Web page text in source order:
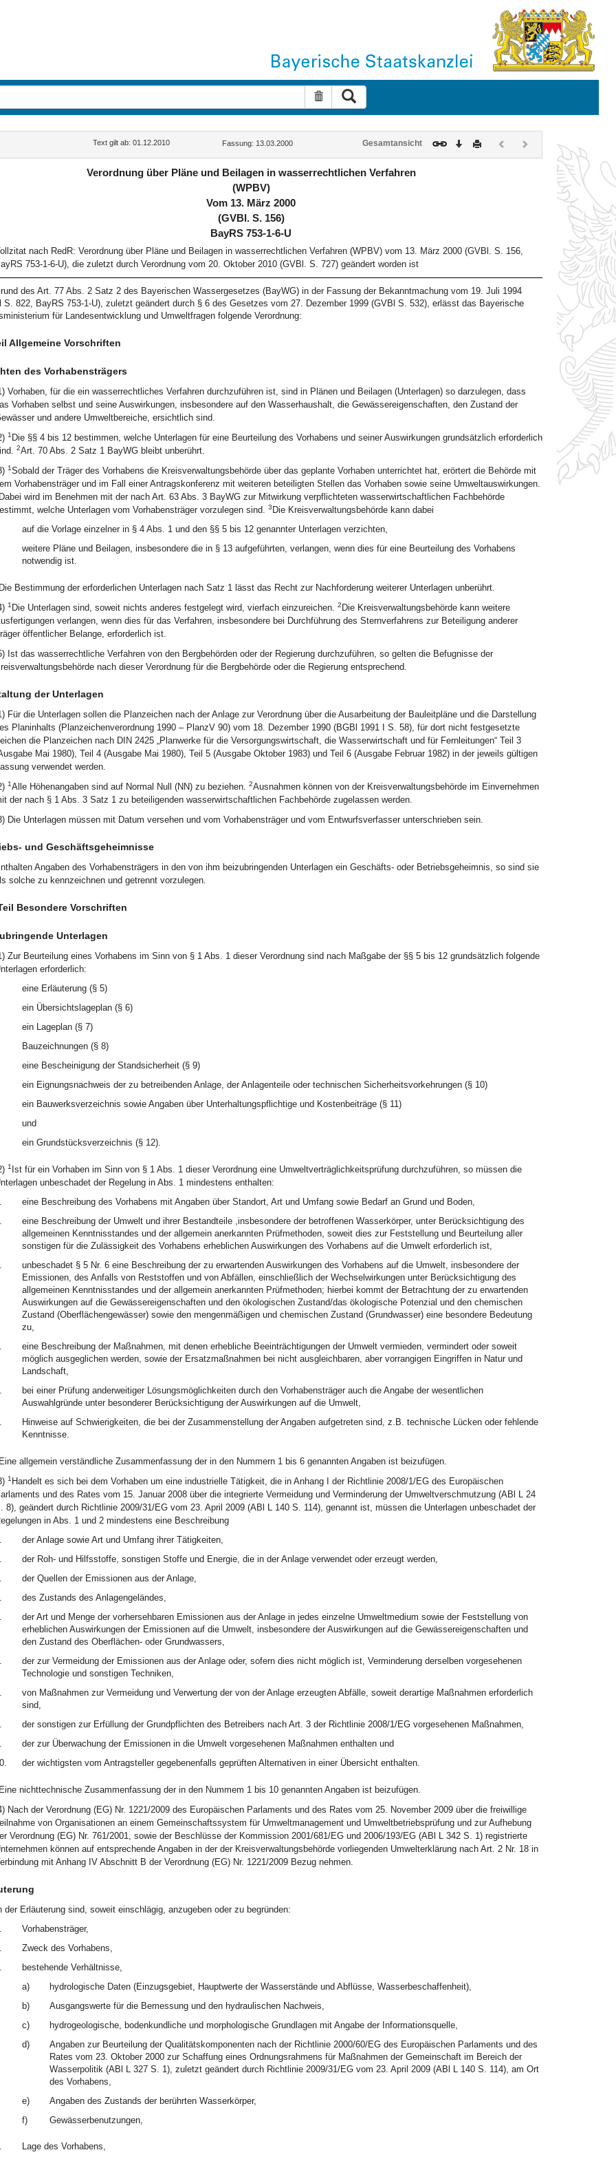
Suche zurücksetzen
Text gilt ab: 01.12.2010 Fassung: 13.03.2000 Gesamtansicht Download
DruckenVorherigesNächstes
Dokument
(inaktiv)
Verordnung über Pläne und Beilagen in wasserrechtlichen Verfahren
(WPBV)
Vom 13. März 2000
(GVBl. S. 156)
BayRS 753-1-6-U
nach RedR: Verordnung über Pläne und Beilagen in wasserrechtlichen Verfahren (WPBV) vom 13. März 2000 (GVBl. S. 156,
753-1-6-U), die zuletzt durch Verordnung vom 20. Oktober 2010 (GVBl. S. 727) geändert worden ist
des Art. 77 Abs. 2 Satz 2 des Bayerischen Wassergesetzes (BayWG) in der Fassung der Bekanntmachung vom 19. Juli 1994
S. 822, BayRS 753-1-U), zuletzt geändert durch § 6 des Gesetzes vom 27. Dezember 1999 (GVBl S. 532), erlässt das Bayerische
für Landesentwicklung und Umweltfragen folgende Verordnung:
Allgemeine Vorschriften
des Vorhabensträgers
Vorhaben, für die ein wasserrechtliches Verfahren durchzuführen ist, sind in Plänen und Beilagen (Unterlagen) so darzulegen, dass
Vorhaben selbst und seine Auswirkungen, insbesondere auf den Wasserhaushalt, die Gewässereigenschaften, den Zustand der
und andere Umweltbereiche, ersichtlich sind.
1 Die §§ 4 bis 12 bestimmen, welche Unterlagen für eine Beurteilung des Vorhabens und seiner Auswirkungen grundsätzlich erforderlich
2Art. 70 Abs. 2 Satz 1 BayWG bleibt unberührt.
1Sobald der Träger des Vorhabens die Kreisverwaltungsbehörde über das geplante Vorhaben unterrichtet hat, erörtert die Behörde mit
Vorhabensträger und im Fall einer Antragskonferenz mit weiteren beteiligten Stellen das Vorhaben sowie seine Umweltauswirkungen.
Dabei wird im Benehmen mit der nach Art. 63 Abs. 3 BayWG zur Mitwirkung verpflichteten wasserwirtschaftlichen Fachbehörde
welche Unterlagen vom Vorhabensträger vorzulegen sind. 3 Die Kreisverwaltungsbehörde kann dabei
auf die Vorlage einzelner in § 4 Abs. 1 und den §§ 5 bis 12 genannter Unterlagen verzichten,
weitere Pläne und Beilagen, insbesondere die in § 13 aufgeführten, verlangen, wenn dies für eine Beurteilung des Vorhabens
notwendig ist.
Bestimmung der erforderlichen Unterlagen nach Satz 1 lässt das Recht zur Nachforderung weiterer Unterlagen unberührt.
1 Die Unterlagen sind, soweit nichts anderes festgelegt wird, vierfach einzureichen. 2 Die Kreisverwaltungsbehörde kann weitere
verlangen, wenn dies für das Verfahren, insbesondere bei Durchführung des Sternverfahrens zur Beteiligung anderer
öffentlicher Belange, erforderlich ist.
Ist das wasserrechtliche Verfahren von den Bergbehörden oder der Regierung durchzuführen, so gelten die Befugnisse der
nach dieser Verordnung für die Bergbehörde oder die Regierung entsprechend.
der Unterlagen
Für die Unterlagen sollen die Planzeichen nach der Anlage zur Verordnung über die Ausarbeitung der Bauleitpläne und die Darstellung
Planinhalts (Planzeichenverordnung 1990 – PlanzV 90) vom 18. Dezember 1990 (BGBl 1991 I S. 58), für dort nicht festgesetzte
die Planzeichen nach DIN 2425 „Planwerke für die Versorgungswirtschaft, die Wasserwirtschaft und für Fernleitungen“ Teil 3
Mai 1980), Teil 4 (Ausgabe Mai 1980), Teil 5 (Ausgabe Oktober 1983) und Teil 6 (Ausgabe Februar 1982) in der jeweils gültigen
verwendet werden.
1Alle Höhenangaben sind auf Normal Null (NN) zu beziehen. 2Ausnahmen können von der Kreisverwaltungsbehörde im Einvernehmen
der nach § 1 Abs. 3 Satz 1 zu beteiligenden wasserwirtschaftlichen Fachbehörde zugelassen werden.
Die Unterlagen müssen mit Datum versehen und vom Vorhabensträger und vom Entwurfsverfasser unterschrieben sein.
und Geschäftsgeheimnisse
Angaben des Vorhabensträgers in den von ihm beizubringenden Unterlagen ein Geschäfts- oder Betriebsgeheimnis, so sind sie
solche zu kennzeichnen und getrennt vorzulegen.
Besondere Vorschriften
Unterlagen
Zur Beurteilung eines Vorhabens im Sinn von § 1 Abs. 1 dieser Verordnung sind nach Maßgabe der §§ 5 bis 12 grundsätzlich folgende
erforderlich:
eine Erläuterung (§ 5)
ein Übersichtslageplan (§ 6)
ein Lageplan (§ 7)
Bauzeichnungen (§ 8)
eine Bescheinigung der Standsicherheit (§ 9)
ein Eignungsnachweis der zu betreibenden Anlage, der Anlagenteile oder technischen Sicherheitsvorkehrungen (§ 10)
ein Bauwerksverzeichnis sowie Angaben über Unterhaltungspflichtige und Kostenbeiträge (§ 11)
und
ein Grundstücksverzeichnis (§ 12).
1 Ist für ein Vorhaben im Sinn von § 1 Abs. 1 dieser Verordnung eine Umweltverträglichkeitsprüfung durchzuführen, so müssen die
unbeschadet der Regelung in Abs. 1 mindestens enthalten:
eine Beschreibung des Vorhabens mit Angaben über Standort, Art und Umfang sowie Bedarf an Grund und Boden,
eine Beschreibung der Umwelt und ihrer Bestandteile ,insbesondere der betroffenen Wasserkörper, unter Berücksichtigung des
allgemeinen Kenntnisstandes und der allgemein anerkannten Prüfmethoden, soweit dies zur Feststellung und Beurteilung aller
sonstigen für die Zulässigkeit des Vorhabens erheblichen Auswirkungen des Vorhabens auf die Umwelt erforderlich ist,
unbeschadet § 5 Nr. 6 eine Beschreibung der zu erwartenden Auswirkungen des Vorhabens auf die Umwelt, insbesondere der
Emissionen, des Anfalls von Reststoffen und von Abfällen, einschließlich der Wechselwirkungen unter Berücksichtigung des
allgemeinen Kenntnisstandes und der allgemein anerkannten Prüfmethoden; hierbei kommt der Betrachtung der zu erwartenden
Auswirkungen auf die Gewässereigenschaften und den ökologischen Zustand/das ökologische Potenzial und den chemischen
Zustand (Oberflächengewässer) sowie den mengenmäßigen und chemischen Zustand (Grundwasser) eine besondere Bedeutung
zu,
eine Beschreibung der Maßnahmen, mit denen erhebliche Beeinträchtigungen der Umwelt vermieden, vermindert oder soweit
möglich ausgeglichen werden, sowie der Ersatzmaßnahmen bei nicht ausgleichbaren, aber vorrangigen Eingriffen in Natur und
Landschaft,
bei einer Prüfung anderweitiger Lösungsmöglichkeiten durch den Vorhabensträger auch die Angabe der wesentlichen
Auswahlgründe unter besonderer Berücksichtigung der Auswirkungen auf die Umwelt,
Hinweise auf Schwierigkeiten, die bei der Zusammenstellung der Angaben aufgetreten sind, z.B. technische Lücken oder fehlende
Kenntnisse.
Eine allgemein verständliche Zusammenfassung der in den Nummern 1 bis 6 genannten Angaben ist beizufügen.
1 Handelt es sich bei dem Vorhaben um eine industrielle Tätigkeit, die in Anhang I der Richtlinie 2008/1/EG des Europäischen
und des Rates vom 15. Januar 2008 über die integrierte Vermeidung und Verminderung der Umweltverschmutzung (ABl L 24
8), geändert durch Richtlinie 2009/31/EG vom 23. April 2009 (ABl L 140 S. 114), genannt ist, müssen die Unterlagen unbeschadet der
in Abs. 1 und 2 mindestens eine Beschreibung
der Anlage sowie Art und Umfang ihrer Tätigkeiten,
der Roh- und Hilfsstoffe, sonstigen Stoffe und Energie, die in der Anlage verwendet oder erzeugt werden,
der Quellen der Emissionen aus der Anlage,
des Zustands des Anlagengeländes,
der Art und Menge der vorhersehbaren Emissionen aus der Anlage in jedes einzelne Umweltmedium sowie der Feststellung von
erheblichen Auswirkungen der Emissionen auf die Umwelt, insbesondere der Auswirkungen auf die Gewässereigenschaften und
den Zustand des Oberflächen- oder Grundwassers,
der zur Vermeidung der Emissionen aus der Anlage oder, sofern dies nicht möglich ist, Verminderung derselben vorgesehenen
Technologie und sonstigen Techniken,
von Maßnahmen zur Vermeidung und Verwertung der von der Anlage erzeugten Abfälle, soweit derartige Maßnahmen erforderlich
sind,
der sonstigen zur Erfüllung der Grundpflichten des Betreibers nach Art. 3 der Richtlinie 2008/1/EG vorgesehenen Maßnahmen,
der zur Überwachung der Emissionen in die Umwelt vorgesehenen Maßnahmen enthalten und
der wichtigsten vom Antragsteller gegebenenfalls geprüften Alternativen in einer Übersicht enthalten.
Eine nichttechnische Zusammenfassung der in den Nummem 1 bis 10 genannten Angaben ist beizufügen.
Nach der Verordnung (EG) Nr. 1221/2009 des Europäischen Parlaments und des Rates vom 25. November 2009 über die freiwillige
von Organisationen an einem Gemeinschaftssystem für Umweltmanagement und Umweltbetriebsprüfung und zur Aufhebung
Verordnung (EG) Nr. 761/2001, sowie der Beschlüsse der Kommission 2001/681/EG und 2006/193/EG (ABl L 342 S. 1) registrierte
können auf entsprechende Angaben in der der Kreisverwaltungsbehörde vorliegenden Umwelterklärung nach Art. 2 Nr. 18 in
mit Anhang IV Abschnitt B der Verordnung (EG) Nr. 1221/2009 Bezug nehmen.
der Erläuterung sind, soweit einschlägig, anzugeben oder zu begründen:
Vorhabensträger,
Zweck des Vorhabens,
bestehende Verhältnisse,
a)
hydrologische Daten (Einzugsgebiet, Hauptwerte der Wasserstände und Abflüsse, Wasserbeschaffenheit),
b)
Ausgangswerte für die Bemessung und den hydraulischen Nachweis,
c)
hydrogeologische, bodenkundliche und morphologische Grundlagen mit Angabe der Informationsquelle,
d)
Angaben zur Beurteilung der Qualitätskomponenten nach der Richtlinie 2000/60/EG des Europäischen Parlaments und des
Rates vom 23. Oktober 2000 zur Schaffung eines Ordnungsrahmens für Maßnahmen der Gemeinschaft im Bereich der
Wasserpolitik (ABl L 327 S. 1), zuletzt geändert durch Richtlinie 2009/31/EG vom 23. April 2009 (ABl L 140 S. 114), am Ort
des Vorhabens,
e)
Angaben des Zustands der berührten Wasserkörper,
f)
Gewässerbenutzungen,
Lage des Vorhabens,